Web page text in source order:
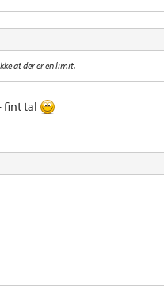
at der er en limit.
fint tal